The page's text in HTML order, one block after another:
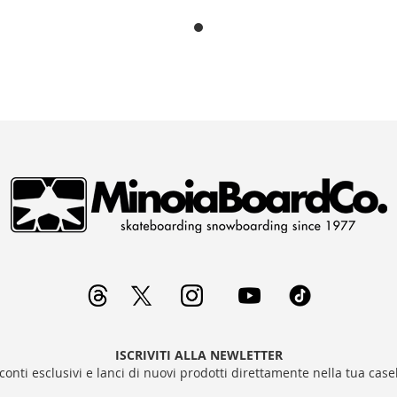
ISCRIVITI ALLA NEWLETTER
esclusivi e lanci di nuovi prodotti direttamente nella tua